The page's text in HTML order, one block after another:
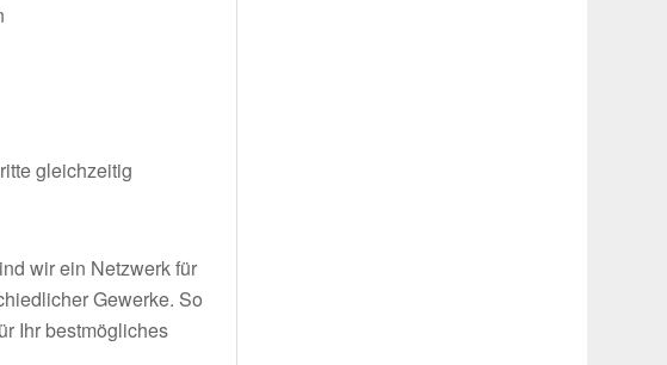
gleichzeitig
wir ein Netzwerk für
Gewerke. So
Ihr bestmögliches